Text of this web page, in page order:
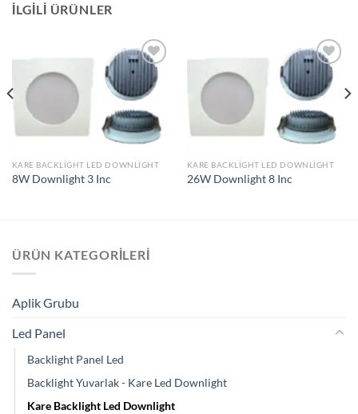
İLGILI ÜRÜNLER
İstek
Listeme
Ekle
KARE BACKLIGHT LED DOWNLIGHT
8W Downlight 3 Inc
İstek
Listeme
Ekle
KARE BACKLIGHT LED DOWNLIGHT
26W Downlight 8 Inc
ÜRÜN KATEGORILERI
Aplik Grubu
Led Panel
Backlight Panel Led
Backlight Yuvarlak - Kare Led Downlight
Kare Backlight Led Downlight